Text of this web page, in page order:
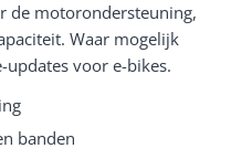
de motorondersteuning,
Waar mogelijk
voor e-bikes.
banden